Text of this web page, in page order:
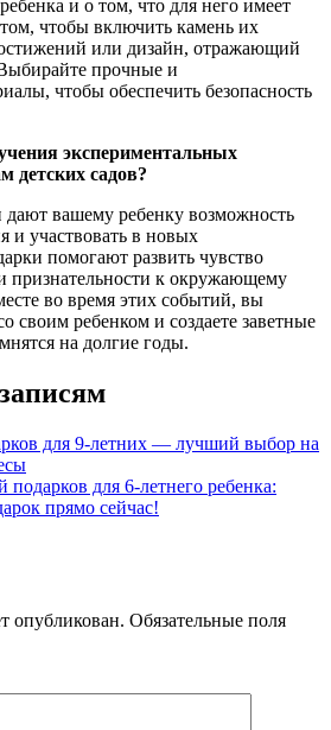
и о том, что для него имеет
чтобы включить камень их
или дизайн, отражающий
прочные и
чтобы обеспечить безопасность
экспериментальных
детских садов?
вашему ребенку возможность
и участвовать в новых
помогают развить чувство
признательности к окружающему
во время этих событий, вы
своим ребенком и создаете заветные
на долгие годы.
для 9-летних — лучший выбор на
подарков для 6-летнего ребенка:
прямо сейчас!
опубликован. Обязательные поля